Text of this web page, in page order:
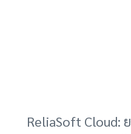
ReliaSoft Cloud: